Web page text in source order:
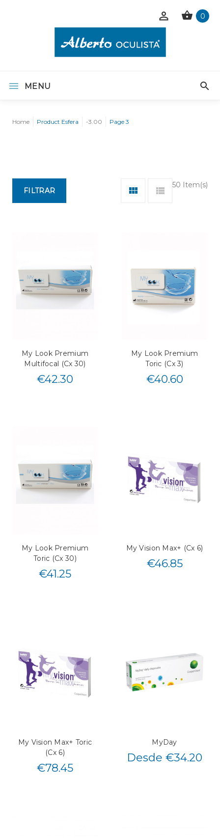
0
MENU
Home Product Esfera -3.00 Page 3
50 Item(s)
FILTRAR
My Look Premium
Multifocal (Cx 30)
€42.30
My Look Premium
Toric (Cx 3)
€40.60
My Look Premium
Toric (Cx 30)
€41.25
My Vision Max+ (Cx 6)
€46.85
My Vision Max+ Toric
(Cx 6)
€78.45
MyDay
Desde €34.20